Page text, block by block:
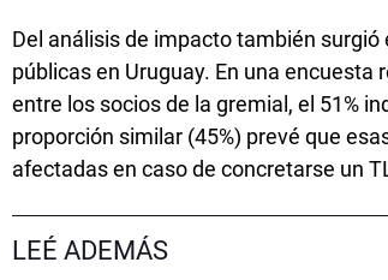
Del análisis de impacto también
públicas en Uruguay. En una encuesta
entre los socios de la gremial, el 51%
proporción similar (45%) prevé que
afectadas en caso de concretarse un
LEÉ ADEMÁS